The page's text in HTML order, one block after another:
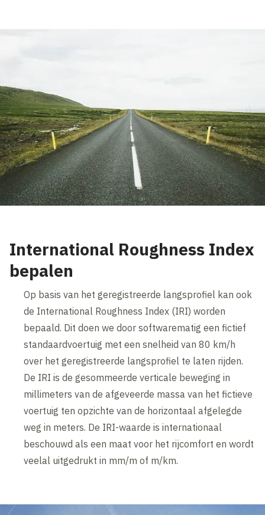
International Roughness Index
bepalen
Op basis van het geregistreerde langsprofiel kan ook
de International Roughness Index (IRI) worden
bepaald. Dit doen we door softwarematig een fictief
standaardvoertuig met een snelheid van 80 km/h
over het geregistreerde langsprofiel te laten rijden.
De IRI is de gesommeerde verticale beweging in
millimeters van de afgeveerde massa van het fictieve
voertuig ten opzichte van de horizontaal afgelegde
weg in meters. De IRI-waarde is internationaal
beschouwd als een maat voor het rijcomfort en wordt
veelal uitgedrukt in mm/m of m/km.